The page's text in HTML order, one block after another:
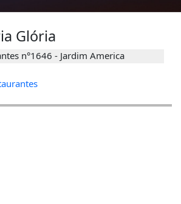
Glória
n°1646 - Jardim America